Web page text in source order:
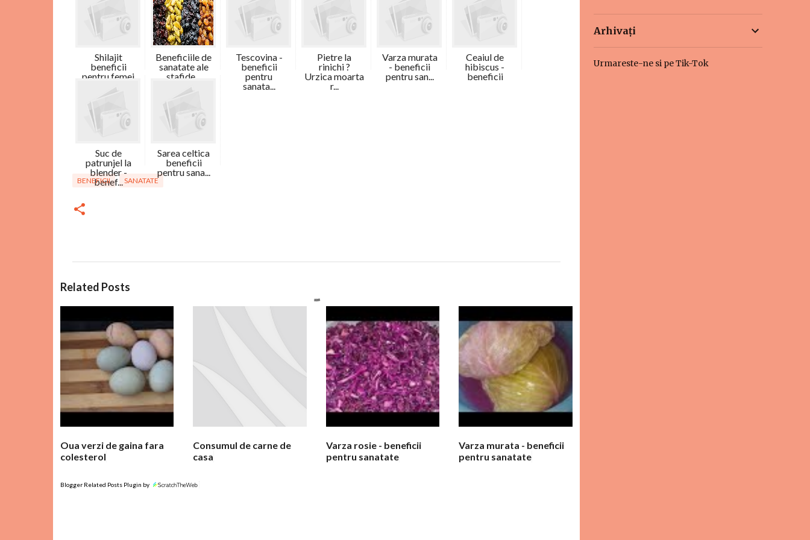
Shilajit
beneficii
pentru femei
Beneficiile de
sanatate ale
stafide...
Tescovina -
beneficii
pentru
sanata...
Pietre la
rinichi ?
Urzica moarta
r...
Varza murata
- beneficii
pentru san...
Ceaiul de
hibiscus -
beneficii
Suc de
patrunjel la
blender -
benef...
Sarea celtica
beneficii
pentru sana...
BENEFICII SANATATE
Related Posts
Oua verzi de gaina fara
colesterol
Consumul de carne de
casa
Varza rosie - beneficii
pentru sanatate
Varza murata - beneficii
pentru sanatate
Blogger Related Posts Plugin by
C
e
n
a
r
i
Arhivați
Urmareste-ne si pe Tik-Tok